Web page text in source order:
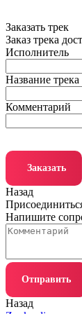
Заказать трек
Заказ трека
Исполнитель
Название трека
Комментарий
Заказать
Назад
Напишите
Отправить
Назад